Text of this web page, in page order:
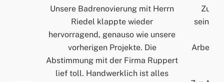
Unsere Badrenovierung mit Herrn
Riedel klappte wieder
hervorragend, genauso wie unsere
vorherigen Projekte. Die
Abstimmung mit der Firma Ruppert
lief toll. Handwerklich ist alles
Zur
seinem